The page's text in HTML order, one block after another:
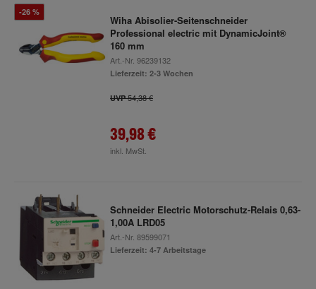
-26 %
Wiha Abisolier-Seitenschneider
Professional electric mit DynamicJoint®
160 mm
Art.-Nr. 96239132
Lieferzeit: 2-3 Wochen
UVP54,38 €
39,98 €
inkl. MwSt.
Schneider Electric Motorschutz-Relais 0,63-
1,00A LRD05
Art.-Nr. 89599071
Lieferzeit: 4-7 Arbeitstage